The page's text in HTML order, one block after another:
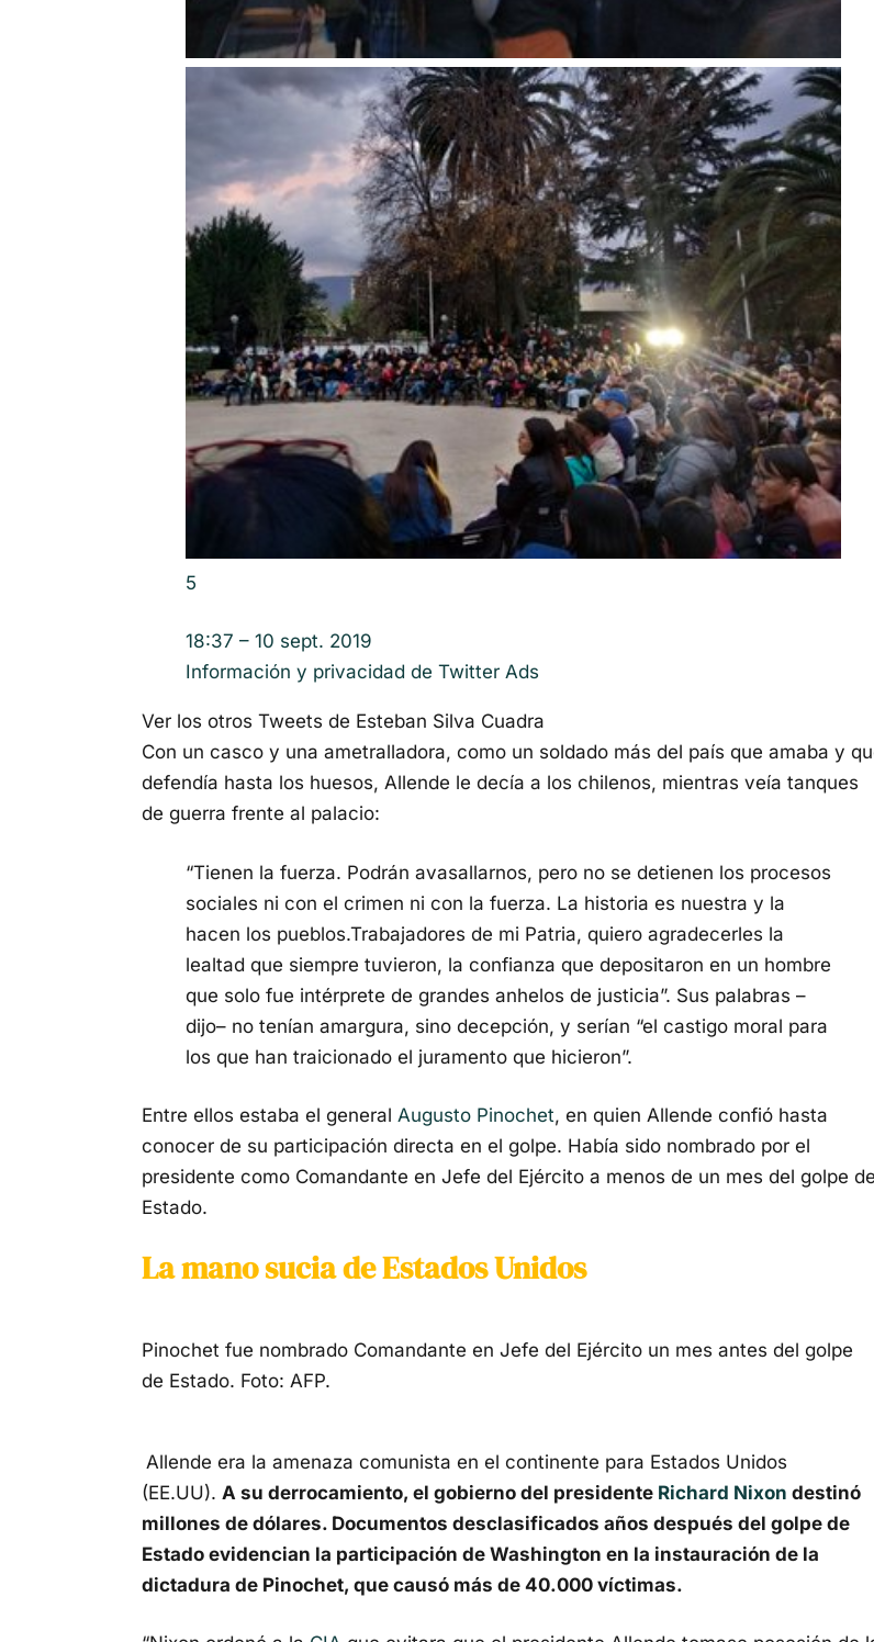
5
18:37 – 10 sept. 2019
Información y privacidad de Twitter Ads
Ver los otros Tweets de Esteban Silva Cuadra
Con un casco y una ametralladora, como un soldado más del país que amaba y
defendía hasta los huesos, Allende le decía a los chilenos, mientras veía tanques
de guerra frente al palacio:
“Tienen la fuerza. Podrán avasallarnos, pero no se detienen los procesos
sociales ni con el crimen ni con la fuerza. La historia es nuestra y la
hacen los pueblos.Trabajadores de mi Patria, quiero agradecerles la
lealtad que siempre tuvieron, la confianza que depositaron en un hombre
que solo fue intérprete de grandes anhelos de justicia”. Sus palabras –
dijo– no tenían amargura, sino decepción, y serían “el castigo moral para
los que han traicionado el juramento que hicieron”.
Entre ellos estaba el general Augusto Pinochet, en quien Allende confió hasta
conocer de su participación directa en el golpe. Había sido nombrado por el
presidente como Comandante en Jefe del Ejército a menos de un mes del golpe de
Estado.
La mano sucia de Estados Unidos
Pinochet fue nombrado Comandante en Jefe del Ejército un mes antes del golpe
de Estado. Foto: AFP.
Allende era la amenaza comunista en el continente para Estados Unidos
(EE.UU). A su derrocamiento, el gobierno del presidente Richard Nixon destinó
millones de dólares. Documentos desclasificados años después del golpe de
Estado evidencian la participación de Washington en la instauración de la
dictadura de Pinochet, que causó más de 40.000 víctimas.